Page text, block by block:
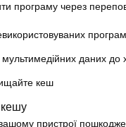
програму через
програм
даних до
кеш
пристрої